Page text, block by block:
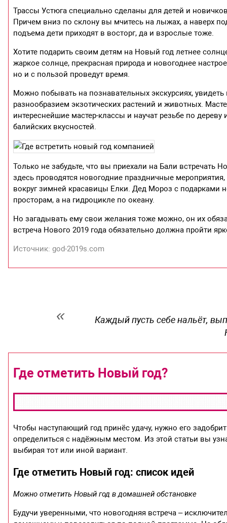
Трассы Устюга специально сделаны для детей и
Причем вниз по склону вы мчитесь на лыжах, а наверх
подъема дети приходят в восторг, да и взрослые тоже.
Хотите подарить своим детям на Новый год летнее
жаркое солнце, прекрасная природа и новогоднее
но и с пользой проведут время.
Можно побывать на познавательных экскурсиях,
разнообразием экзотических растений и животных.
интереснейшие мастер-классы и научат резьбе по
балийских вкусностей.
Только не забудьте, что вы приехали на Бали встречать
здесь проводятся новогодние праздничные
вокруг зимней красавицы Елки. Дед Мороз с подарками
просторам, а на гидроцикле по океану.
Но загадывать ему свои желания тоже можно, он их
встреча Нового 2019 года обязательно должна пройти
Источник: god-2019s.com
Каждый пусть себе нальёт,
Где отметить Новый год?
Чтобы наступающий год принёс удачу, нужно его
определиться с надёжным местом. Из этой статьи вы
выбирая тот или иной вариант.
Где отметить Новый год: список идей
Можно отметить Новый год в домашней обстановке
Будучи уверенными, что новогодняя встреча –